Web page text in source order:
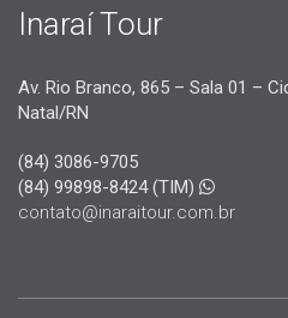
Inaraí Tour
Av. Rio Branco, 865 – Sala 01 –
Natal/RN
(84) 3086-9705
(84) 99898-8424 (TIM)
contato@inaraitour.com.br